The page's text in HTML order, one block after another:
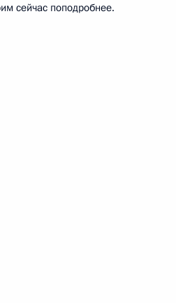
сейчас поподробнее.